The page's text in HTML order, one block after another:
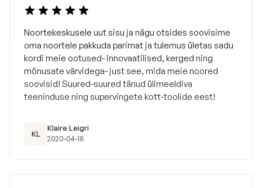
Noortekeskusele uut sisu ja nägu otsides soovisime
oma noortele pakkuda parimat ja tulemus ületas sadu
kordi meie ootused- innovaatilised, kerged ning
mõnusate värvidega- just see, mida meie noored
soovisid! Suured-suured tänud ülimeeldiva
teeninduse ning supervingete kott-toolide eest!
KL
Klaire Leigri
2020-04-18